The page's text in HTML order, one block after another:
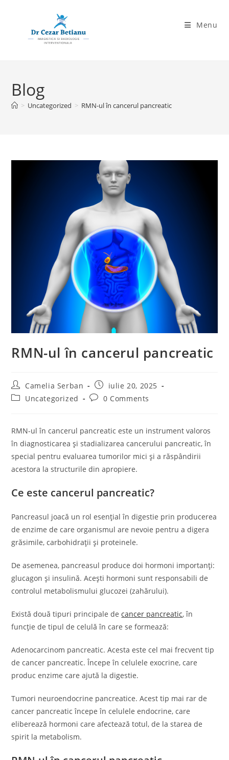
Menu
Blog
> Uncategorized > RMN-ul în cancerul pancreatic
RMN-ul în cancerul pancreatic
Post
author:
Camelia Serban
Post
published:
iulie 20, 2025
PostUncategorized
Post0 Comments
RMN-ul în cancerul pancreatic este un instrument valoros
în diagnosticarea și stadializarea cancerului pancreatic, în
special pentru evaluarea tumorilor mici și a răspândirii
acestora la structurile din apropiere.
Ce este cancerul pancreatic?
Pancreasul joacă un rol esențial în digestie prin producerea
de enzime de care organismul are nevoie pentru a digera
grăsimile, carbohidrații și proteinele.
De asemenea, pancreasul produce doi hormoni importanți:
glucagon și insulină. Acești hormoni sunt responsabili de
controlul metabolismului glucozei (zahărului).
Există două tipuri principale decancer pancreatic, în
funcție de tipul de celulă în care se formează:
Adenocarcinom pancreatic. Acesta este cel mai frecvent tip
de cancer pancreatic. Începe în celulele exocrine, care
produc enzime care ajută la digestie.
Tumori neuroendocrine pancreatice. Acest tip mai rar de
cancer pancreatic începe în celulele endocrine, care
eliberează hormoni care afectează totul, de la starea de
spirit la metabolism.